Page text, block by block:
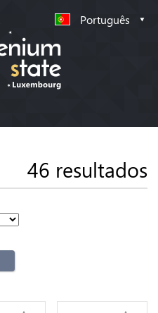
Português
46 resultados